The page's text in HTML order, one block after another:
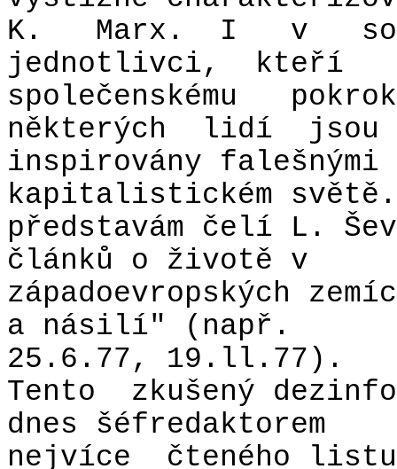
K.
Marx. I v
jednotlivci,
kteří
společenskému
některých
lidí
jsou
inspirovány falešnými
kapitalistickém
představám čelí L.
článků o životě v
západoevropských
a násilí" (např.
25.6.77, 19.ll.77).
Tento
zkušený
dnes šéfredaktorem
nejvíce
čteného listu